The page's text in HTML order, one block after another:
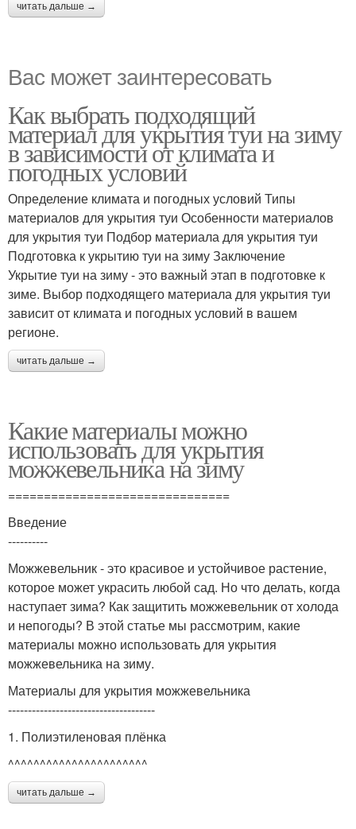
читать дальше →
Вас может заинтересовать
Как выбрать подходящий
материал для укрытия туи на зиму
в зависимости от климата и
погодных условий
Определение климата и погодных условий Типы
материалов для укрытия туи Особенности материалов
для укрытия туи Подбор материала для укрытия туи
Подготовка к укрытию туи на зиму Заключение
Укрытие туи на зиму - это важный этап в подготовке к
зиме. Выбор подходящего материала для укрытия туи
зависит от климата и погодных условий в вашем
регионе.
читать дальше →
Какие материалы можно
использовать для укрытия
можжевельника на зиму
===============================
Введение
----------
Можжевельник - это красивое и устойчивое растение,
которое может украсить любой сад. Но что делать, когда
наступает зима? Как защитить можжевельник от холода
и непогоды? В этой статье мы рассмотрим, какие
материалы можно использовать для укрытия
можжевельника на зиму.
Материалы для укрытия можжевельника
-------------------------------------
1. Полиэтиленовая плёнка
^^^^^^^^^^^^^^^^^^^^^^
читать дальше →